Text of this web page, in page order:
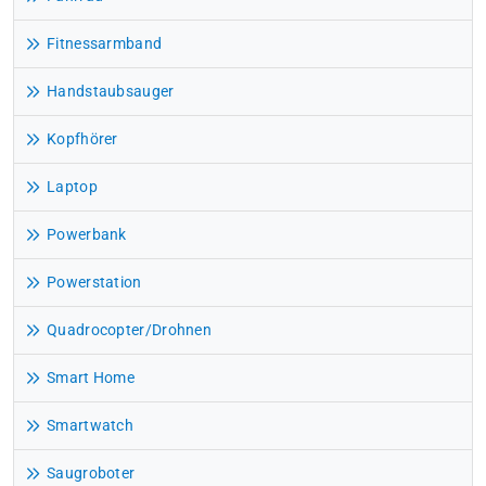
Fitnessarmband
Handstaubsauger
Kopfhörer
Laptop
Powerbank
Powerstation
Quadrocopter/Drohnen
Smart Home
Smartwatch
Saugroboter